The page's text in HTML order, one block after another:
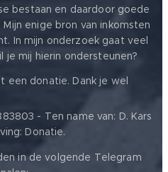
bestaan en daardoor goede
enige bron van inkomsten
In mijn onderzoek gaat veel
mij hierin ondersteunen?
een donatie. Dank je wel
- Ten name van: D. Kars
Donatie.
in de volgende Telegram